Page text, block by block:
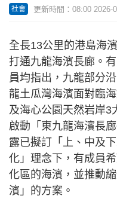
社會 更新時間：08:00 2026-
全長13公里的港島海
打通九龍海濱長廊。
員均指出，九龍部分
龍土瓜灣海濱面對臨
及海心公園天然岩岸3
啟動「東九龍海濱長
露已擬訂「上、中及
化」理念下，有成員
化區的海濱，並推動
濱」的方案。